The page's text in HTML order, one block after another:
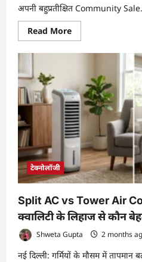
अपनी बहुप्रतीक्षित Community
Read MoreRead
more
OnePlus
स्मार्टफोन्स
और
एक्सेसरीज
पर
मिल
रहे
आकर्षक
ऑफर्स,
11
जून
तक
चलेगी
टेक्नोलॉजी
Split AC vs Tower Air
क्वालिटी के लिहाज से कौन
Shweta Gupta 2 months
नई दिल्ली: गर्मियों के मौसम में तापमान